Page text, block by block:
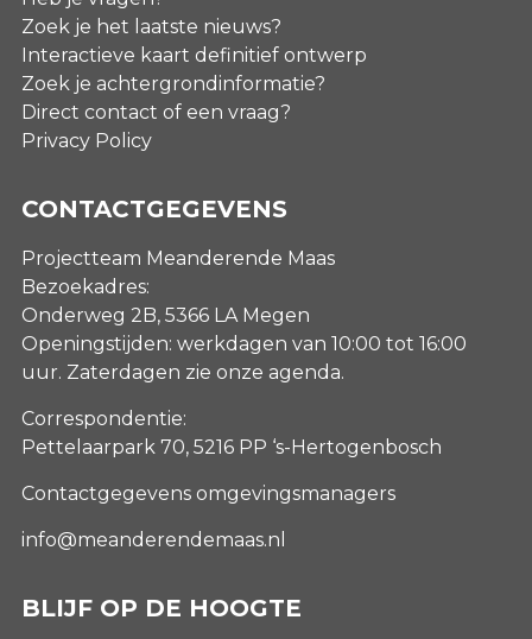
Zoek je het laatste nieuws?
Interactieve kaart definitief ontwerp
Zoek je achtergrondinformatie?
Direct contact of een vraag?
Privacy Policy
CONTACTGEGEVENS
Projectteam Meanderende Maas
Bezoekadres:
Onderweg 2B, 5366 LA Megen
Openingstijden: werkdagen van 10:00 tot 16:00
uur. Zaterdagen zie onze agenda.
Correspondentie:
Pettelaarpark 70, 5216 PP ‘s-Hertogenbosch
Contactgegevens omgevingsmanagers
info@meanderendemaas.nl
BLIJF OP DE HOOGTE